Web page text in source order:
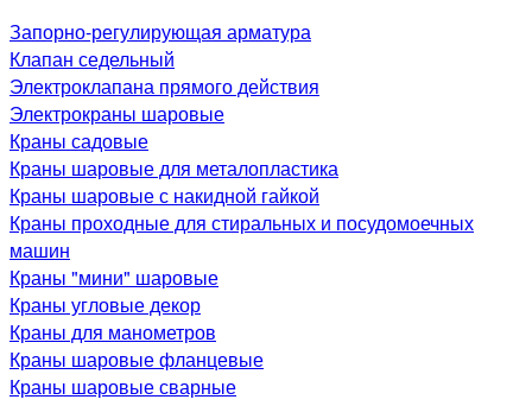
Запорно-регулирующая арматура
Клапан седельный
Электроклапана прямого действия
Электрокраны шаровые
Краны садовые
Краны шаровые для металопластика
Краны шаровые с накидной гайкой
Краны проходные для стиральных и посудомоечных
машин
Краны "мини" шаровые
Краны угловые декор
Краны для манометров
Краны шаровые фланцевые
Краны шаровые сварные